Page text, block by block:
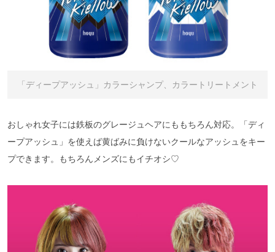
「ディープアッシュ」カラーシャンプ、カラートリートメント
おしゃれ女子には鉄板のグレージュヘアにももちろん対応。「ディ
ープアッシュ」を使えば黄ばみに負けないクールなアッシュをキー
プできます。もちろんメンズにもイチオシ♡